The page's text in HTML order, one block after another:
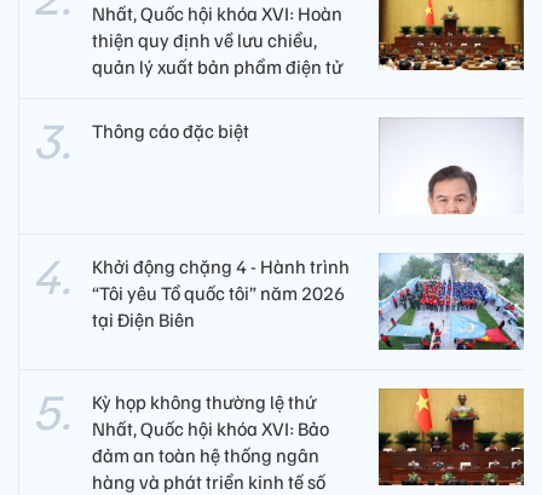
Nhất, Quốc hội khóa XVI: Hoàn
thiện quy định về lưu chiểu,
quản lý xuất bản phẩm điện tử
Thông cáo đặc biệt
Khởi động chặng 4 - Hành trình
“Tôi yêu Tổ quốc tôi” năm 2026
tại Điện Biên
Kỳ họp không thường lệ thứ
Nhất, Quốc hội khóa XVI: Bảo
đảm an toàn hệ thống ngân
hàng và phát triển kinh tế số